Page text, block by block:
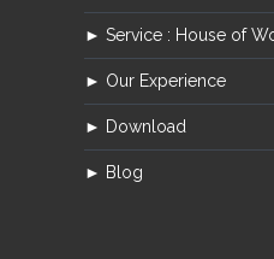
► Service : House of
► Our Experience
► Download
► Blog